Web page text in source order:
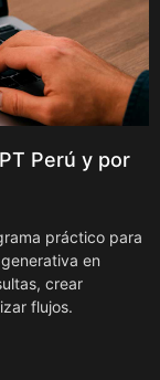
Perú y por
práctico para
en
crear
flujos.